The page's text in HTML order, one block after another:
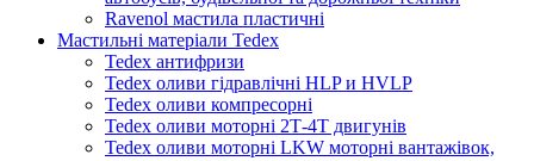
Ravenol мастила пластичні
Мастильні матеріали Tedex
Tedex антифризи
Tedex оливи гідравлічні HLP и HVLP
Tedex оливи компресорні
Tedex оливи моторні 2Т-4Т двигунів
Tedex оливи моторні LKW моторні вантажівок,